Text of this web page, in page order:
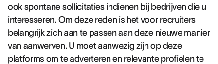
ook spontane sollicitaties indienen bij bedrijven die u
interesseren. Om deze reden is het voor recruiters
belangrijk zich aan te passen aan deze nieuwe manier
van aanwerven. U moet aanwezig zijn op deze
platforms om te adverteren en relevante profielen te